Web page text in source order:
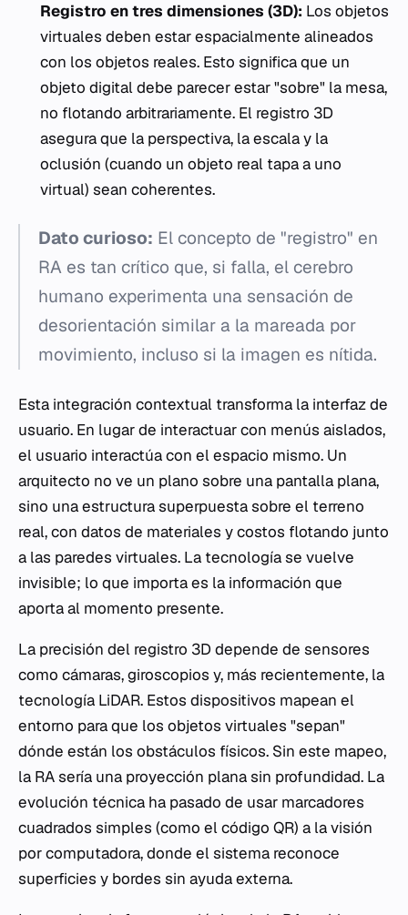
Registro en tres dimensiones (3D): Los objetos
virtuales deben estar espacialmente alineados
con los objetos reales. Esto significa que un
objeto digital debe parecer estar "sobre" la mesa,
no flotando arbitrariamente. El registro 3D
asegura que la perspectiva, la escala y la
oclusión (cuando un objeto real tapa a uno
virtual) sean coherentes.
Dato curioso: El concepto de "registro" en
RA es tan crítico que, si falla, el cerebro
humano experimenta una sensación de
desorientación similar a la mareada por
movimiento, incluso si la imagen es nítida.
Esta integración contextual transforma la interfaz de
usuario. En lugar de interactuar con menús aislados,
el usuario interactúa con el espacio mismo. Un
arquitecto no ve un plano sobre una pantalla plana,
sino una estructura superpuesta sobre el terreno
real, con datos de materiales y costos flotando junto
a las paredes virtuales. La tecnología se vuelve
invisible; lo que importa es la información que
aporta al momento presente.
La precisión del registro 3D depende de sensores
como cámaras, giroscopios y, más recientemente, la
tecnología LiDAR. Estos dispositivos mapean el
entorno para que los objetos virtuales "sepan"
dónde están los obstáculos físicos. Sin este mapeo,
la RA sería una proyección plana sin profundidad. La
evolución técnica ha pasado de usar marcadores
cuadrados simples (como el código QR) a la visión
por computadora, donde el sistema reconoce
superficies y bordes sin ayuda externa.